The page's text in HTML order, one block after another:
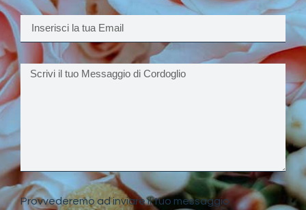
Provvederemo ad inviare il tuo messaggio